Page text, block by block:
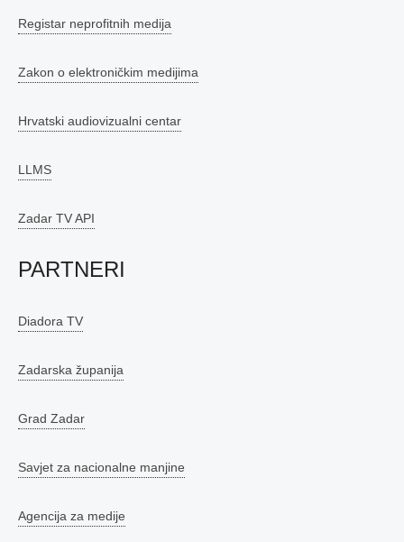
Registar neprofitnih medija
Zakon o elektroničkim medijima
Hrvatski audiovizualni centar
LLMS
Zadar TV API
PARTNERI
Diadora TV
Zadarska županija
Grad Zadar
Savjet za nacionalne manjine
Agencija za medije